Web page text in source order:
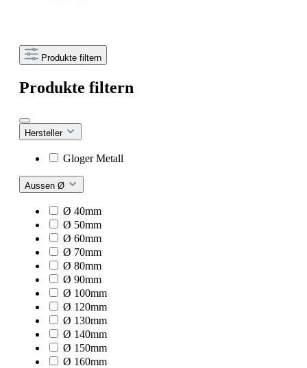
Produkte filtern
Produkte filtern
Hersteller
Gloger Metall
Aussen Ø
Ø 40mm
Ø 50mm
Ø 60mm
Ø 70mm
Ø 80mm
Ø 90mm
Ø 100mm
Ø 120mm
Ø 130mm
Ø 140mm
Ø 150mm
Ø 160mm